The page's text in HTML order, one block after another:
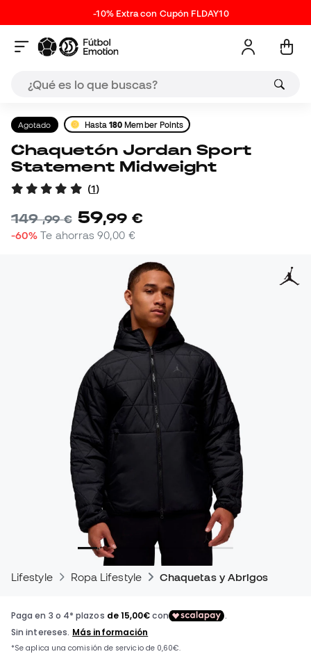
-10% Extra con Cupón FLDAY10
Agotado Hasta180 Member Points
Chaquetón Jordan Sport
Statement Midweight
(1)
149,99 € 59,99 €
-60% Te ahorras90,00 €
Lifestyle Ropa Lifestyle Chaquetas y Abrigos